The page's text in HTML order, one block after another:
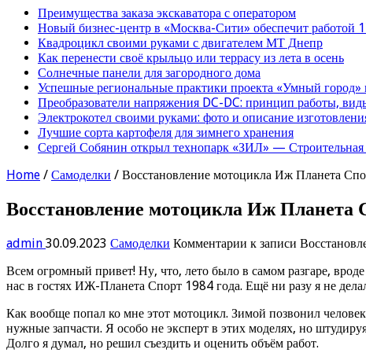
Преимущества заказа экскаватора с оператором
Новый бизнес-центр в «Москва-Сити» обеспечит работой
Квадроцикл своими руками с двигателем МТ Днепр
Как перенести своё крыльцо или террасу из лета в осень
Солнечные панели для загородного дома
Успешные региональные практики проекта «Умный
Преобразователи напряжения DC-DC: принцип работы,
Электрокотел своими руками: фото и описание
Лучшие сорта картофеля для зимнего хранения
Сергей Собянин открыл технопарк «ЗИЛ» — Строительная
Home / Самоделки / Восстановление мотоцикла Иж Планета
Восстановление мотоцикла Иж Планета
admin 30.09.2023 Самоделки Комментарии к записи
Всем огромный привет! Ну, что, лето было в самом разгаре,
нас в гостях ИЖ-Планета Спорт 1984 года. Ещё ни разу я не
Как вообще попал ко мне этот мотоцикл. Зимой позвонил
нужные запчасти. Я особо не эксперт в этих моделях, но
Долго я думал, но решил съездить и оценить объём работ.